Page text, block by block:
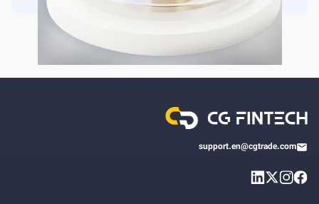
support.en@cgtrade.com